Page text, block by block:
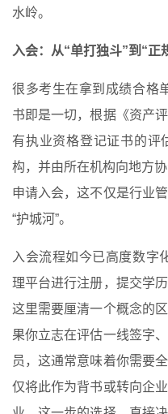
水岭。
入会：从“单打独斗”到“正
很多考生在拿到成绩合格
书即是一切，根据《资产
有执业资格登记证书的评
构，并由所在机构向地方
申请入会，这不仅是行业
“护城河”。
入会流程如今已高度数字
理平台进行注册，提交学
这里需要厘清一个概念的
果你立志在评估一线签字
员，这通常意味着你需要
仅将此作为背书或转向企